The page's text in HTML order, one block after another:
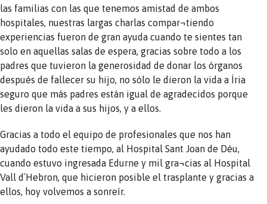
las familias con las que tenemos amistad de ambos
hospitales, nuestras largas charlas compar¬tiendo
experiencias fueron de gran ayuda cuando te sientes tan
solo en aquellas salas de espera, gracias sobre todo a los
padres que tuvieron la generosidad de donar los órganos
después de fallecer su hijo, no sólo le dieron la vida a Íria
seguro que más padres están igual de agradecidos porque
les dieron la vida a sus hijos, y a ellos.
Gracias a todo el equipo de profesionales que nos han
ayudado todo este tiempo, al Hospital Sant Joan de Déu,
cuando estuvo ingresada Edurne y mil gra¬cias al Hospital
Vall d´Hebron, que hicieron posible el trasplante y gracias a
ellos, hoy volvemos a sonreír.